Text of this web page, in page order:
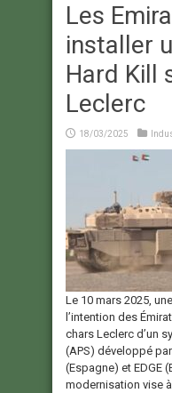
Les
installer
Hard Kill
Leclerc
18/03/2025
Le 10 mars 2025,
l’intention des
chars Leclerc d’un
(APS) développé
(Espagne) et EDGE
modernisation vise